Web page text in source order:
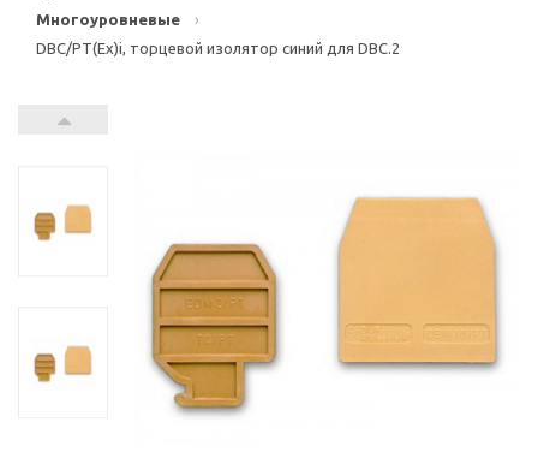
Многоуровневые
›
DBC/PT(Ex)i, торцевой изолятор синий для DBC.2